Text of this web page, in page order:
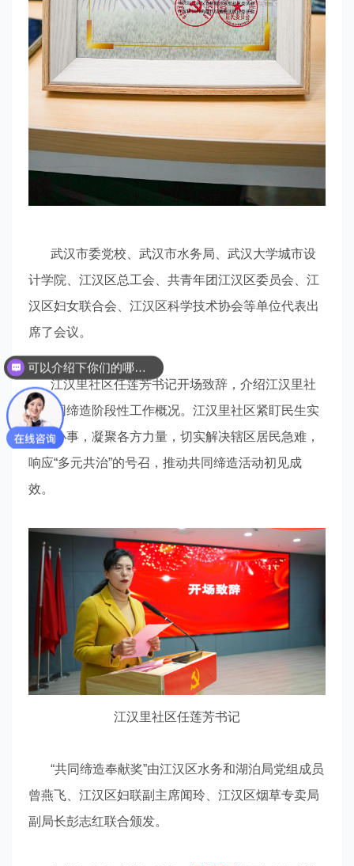
武汉市委党校、武汉市水务局、武汉大学城市设
计学院、江汉区总工会、共青年团江汉区委员会、江
汉区妇女联合会、江汉区科学技术协会等单位代表出
席了会议。
江汉里社区任莲芳书记开场致辞，介绍江汉里社
区共同缔造阶段性工作概况。江汉里社区紧盯民生实
事、小事，凝聚各方力量，切实解决辖区居民急难，
响应“多元共治”的号召，推动共同缔造活动初见成
效。
江汉里社区任莲芳书记
“共同缔造奉献奖”由江汉区水务和湖泊局党组成员
曾燕飞、江汉区妇联副主席闻玲、江汉区烟草专卖局
副局长彭志红联合颁发。
你们是怎么收费的呢？